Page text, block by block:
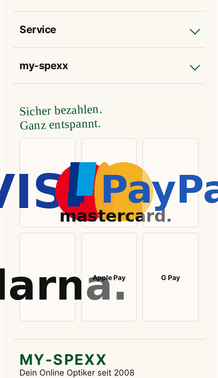
Service
my-spexx
Sicher bezahlen.
Ganz entspannt.
Apple Pay G Pay
MY-SPEXX
Dein Online Optiker seit 2008